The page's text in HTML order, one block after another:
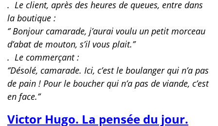
. Le client, après des heures de queues, entre dans
la boutique :
‘’ Bonjour camarade, j’aurai voulu un petit morceau
d’abat de mouton, s’il vous plait.’’
. Le commerçant :
‘’Désolé, camarade. Ici, c’est le boulanger qui n’a pas
de pain ! Pour le boucher qui n’a pas de viande, c’est
en face.’’
Victor Hugo. La pensée du jour.